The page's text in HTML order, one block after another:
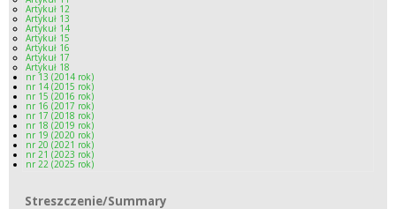
Artykuł 12
Artykuł 13
Artykuł 14
Artykuł 15
Artykuł 16
Artykuł 17
Artykuł 18
nr 13 (2014 rok)
nr 14 (2015 rok)
nr 15 (2016 rok)
nr 16 (2017 rok)
nr 17 (2018 rok)
nr 18 (2019 rok)
nr 19 (2020 rok)
nr 20 (2021 rok)
nr 21 (2023 rok)
nr 22 (2025 rok)
Streszczenie/Summary
Streszczenie/Summary